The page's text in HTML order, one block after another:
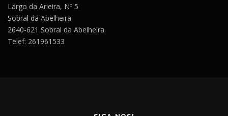
Largo da Arieira, Nº 5
Sobral da Abelheira
2640-621 Sobral da Abelheira
Telef: 261961533